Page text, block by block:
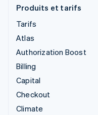
Produits et tarifs
Tarifs
Atlas
Authorization Boost
Billing
Capital
Checkout
Climate